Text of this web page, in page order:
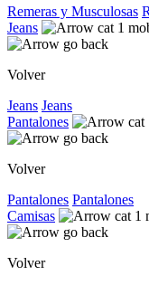
Remeras y Musculosas
Jeans
Volver
Jeans Jeans
Pantalones
Volver
Pantalones Pantalones
Camisas
Volver